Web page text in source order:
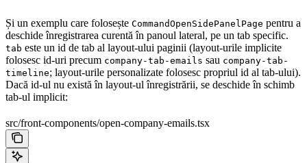
Și un exemplu care folosește CommandOpenSidePanelPage pentru a
deschide înregistrarea curentă în panoul lateral, pe un tab specific.
tab este un id de tab al layout-ului paginii (layout-urile implicite
folosesc id-uri precum company-tab-emails sau company-tab-
timeline; layout-urile personalizate folosesc propriul id al tab-ului).
Dacă id-ul nu există în layout-ul înregistrării, se deschide în schimb
tab-ul implicit:
src/front-components/open-company-emails.tsx